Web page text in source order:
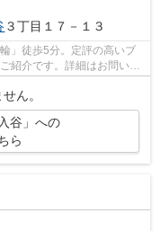
３丁目１７－１３
」徒歩5分。定評の高いブ
紹介です。詳細はお問い合
ん。
谷」への
ら